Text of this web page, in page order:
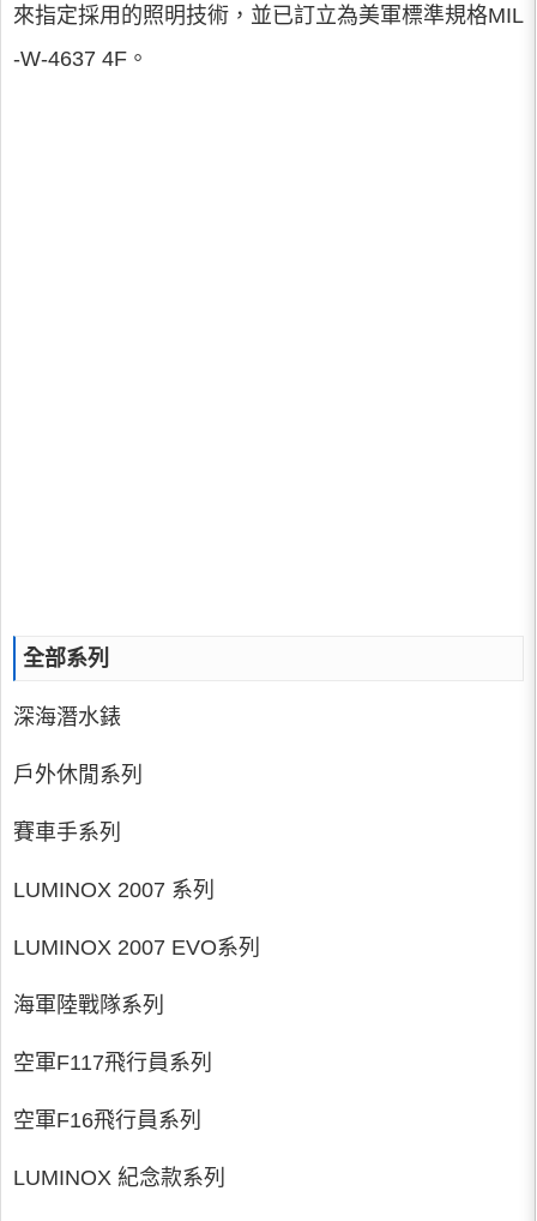
來指定採用的照明技術，並已訂立為美軍標準規格MIL
-W-4637 4F。
全部系列
深海潛水錶
戶外休閒系列
賽車手系列
LUMINOX 2007 系列
LUMINOX 2007 EVO系列
海軍陸戰隊系列
空軍F117飛行員系列
空軍F16飛行員系列
LUMINOX 紀念款系列